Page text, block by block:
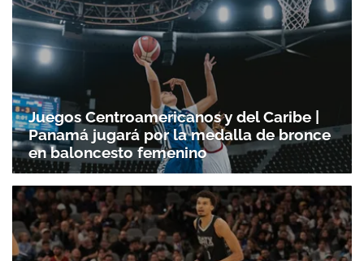
Juegos Centroamericanos y del Caribe |
Panamá jugará por la medalla de bronce
en baloncesto femenino